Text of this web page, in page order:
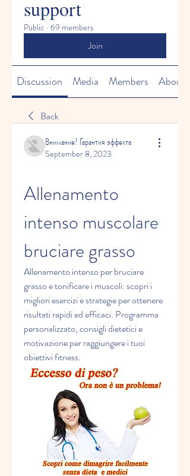
support
Public · 69 members
Join
Discussion Media Members About
Back
Внимание! Гарантия эффекта
September 8, 2023
Allenamento
intenso muscolare
bruciare grasso
Allenamento intenso per bruciare
grasso e tonificare i muscoli: scopri i
migliori esercizi e strategie per ottenere
risultati rapidi ed efficaci. Programma
personalizzato, consigli dietetici e
motivazione per raggiungere i tuoi
obiettivi fitness.